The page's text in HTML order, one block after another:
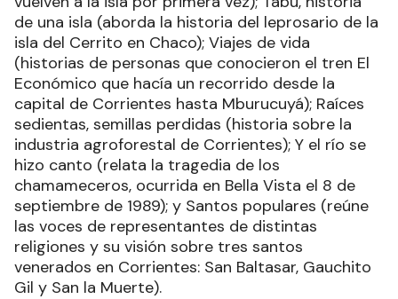
de una isla (aborda la historia del leprosario de la
isla del Cerrito en Chaco); Viajes de vida
(historias de personas que conocieron el tren El
Económico que hacía un recorrido desde la
capital de Corrientes hasta Mburucuyá); Raíces
sedientas, semillas perdidas (historia sobre la
industria agroforestal de Corrientes); Y el río se
hizo canto (relata la tragedia de los
chamameceros, ocurrida en Bella Vista el 8 de
septiembre de 1989); y Santos populares (reúne
las voces de representantes de distintas
religiones y su visión sobre tres santos
venerados en Corrientes: San Baltasar, Gauchito
Gil y San la Muerte).